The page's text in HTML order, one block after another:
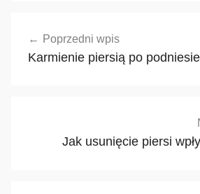
wpisu
Poprzedni wpis
Karmienie piersią po
Jak usunięcie piersi